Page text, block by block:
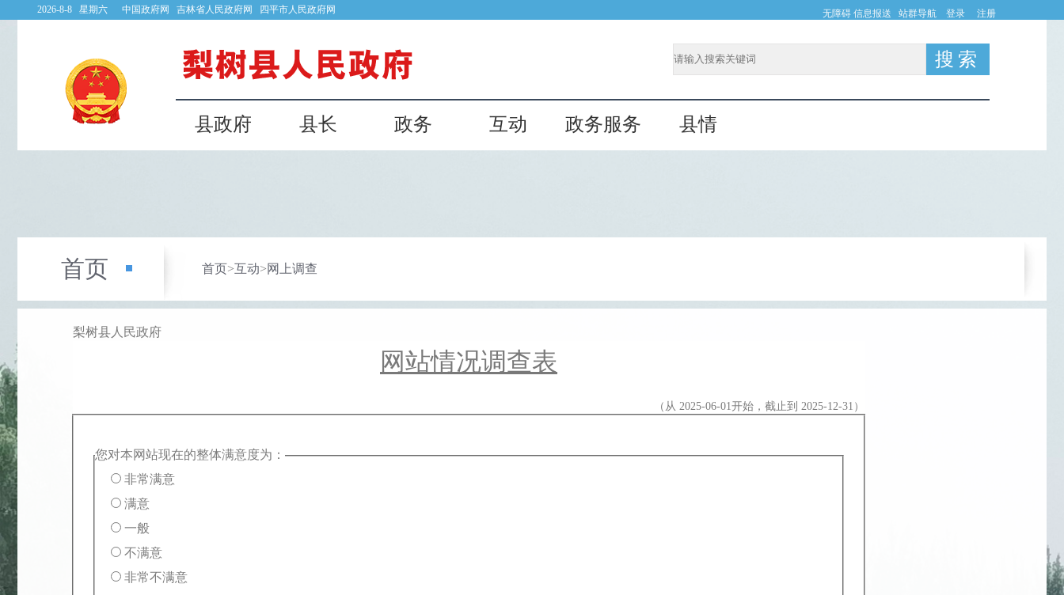
2026-8-8 星期六 中国政府网 吉林省人民政府网 四平市人民政府网 无障碍 信息报送 站群导航 登录 注册
县政府 县长 政务 互动 政务服务 县情
首页 首页>互动>网上调查
梨树县人民政府
网站情况调查表
（从 2025-06-01开始，截止到 2025-12-31）
您对本网站现在的整体满意度为：
非常满意
满意
一般
不满意
非常不满意